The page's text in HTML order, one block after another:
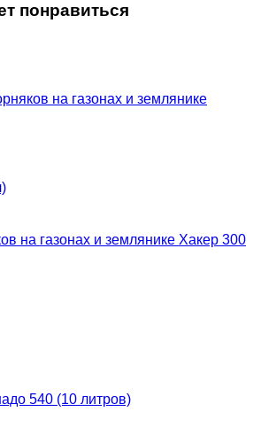
понравиться
на газонах и землянике Хакер 300